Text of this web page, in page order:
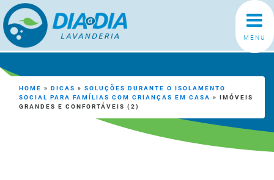
MENU
HOME » DICAS » SOLUÇÕES DURANTE O ISOLAMENTO
SOCIAL PARA FAMÍLIAS COM CRIANÇAS EM CASA » IMÓVEIS
GRANDES E CONFORTÁVEIS (2)